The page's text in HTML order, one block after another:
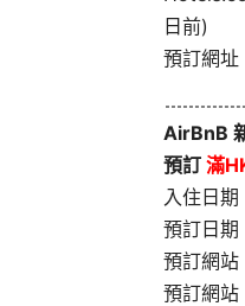
日前)
預訂網址
AirBnB
預訂 滿
入住日
預訂日期
預訂網站
預訂網站